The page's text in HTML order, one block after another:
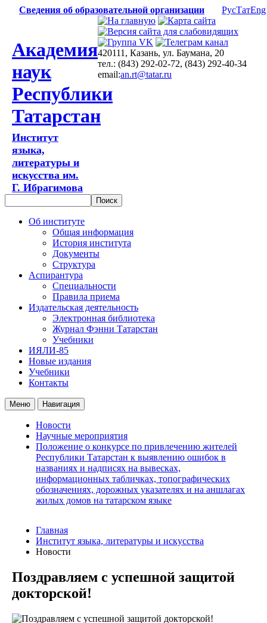
Сведения об образовательной организации РусТатEng
Академия
наук
Республики
Татарстан
Институт
языка,
литературы и
искусства им.
Г. Ибрагимова
420111, Казань, ул. Баумана, 20
тел.: (843) 292-02-72, (843) 292-40-34
email:an.rt@tatar.ru
Об институте
Общая информация
История института
Документы
Структура
Аспирантура
Специальности
Правила приема
Издательская деятельность
Электронная библиотека
Журнал Фэнни Татарстан
Учебники
ИЯЛИ-85
Новые издания
Учебники
Контакты
Меню Навигация
Новости
Научные мероприятия
Положение о конкурсе по привлечению жителей
Республики Татарстан к выявлению ошибок в
названиях и надписях на вывесках,
информационных табличках, топографических
обозначениях, дорожных указателях и на аншлагах
жилых домов на татарском языке
Главная
Институт языка, литературы и искусства
Новости
Поздравляем с успешной защитой
докторской!